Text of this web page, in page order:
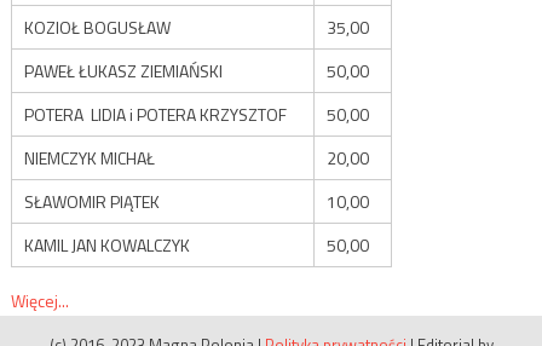
KOZIOŁ BOGUSŁAW
35,00
PAWEŁ ŁUKASZ ZIEMIAŃSKI
50,00
POTERA LIDIA i POTERA KRZYSZTOF
50,00
NIEMCZYK MICHAŁ
20,00
SŁAWOMIR PIĄTEK
10,00
KAMIL JAN KOWALCZYK
50,00
Więcej...